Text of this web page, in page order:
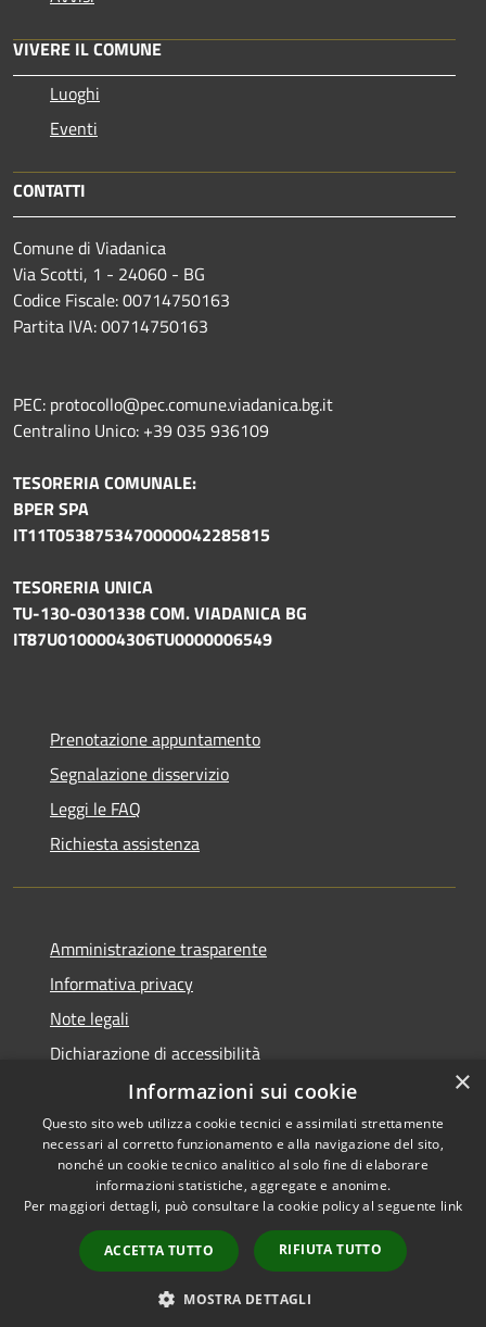
VIVERE IL COMUNE
Luoghi
Eventi
CONTATTI
Comune di Viadanica
Via Scotti, 1 - 24060 - BG
Codice Fiscale: 00714750163
Partita IVA: 00714750163
PEC: protocollo@pec.comune.viadanica.bg.it
Centralino Unico: +39 035 936109
TESORERIA COMUNALE:
BPER SPA
IT11T0538753470000042285815
TESORERIA UNICA
TU-130-0301338 COM. VIADANICA BG
IT87U0100004306TU0000006549
Prenotazione appuntamento
Segnalazione disservizio
Leggi le FAQ
Richiesta assistenza
Amministrazione trasparente
Informativa privacy
Note legali
Dichiarazione di accessibilità
Accessibilità
Privacy
Mappa del sito
Copyright © 2026 • Comune di
Viadanica • Powered by
Municipium•Accesso
redazione
×
Informazioni sui cookie
Questo sito web utilizza cookie tecnici e assimilati strettamente
necessari al corretto funzionamento e alla navigazione del sito,
nonché un cookie tecnico analitico al solo fine di elaborare
informazioni statistiche, aggregate e anonime.
Per maggiori dettagli, può consultare la cookie policy al seguente link
ACCETTA TUTTO RIFIUTA TUTTO
MOSTRA DETTAGLI